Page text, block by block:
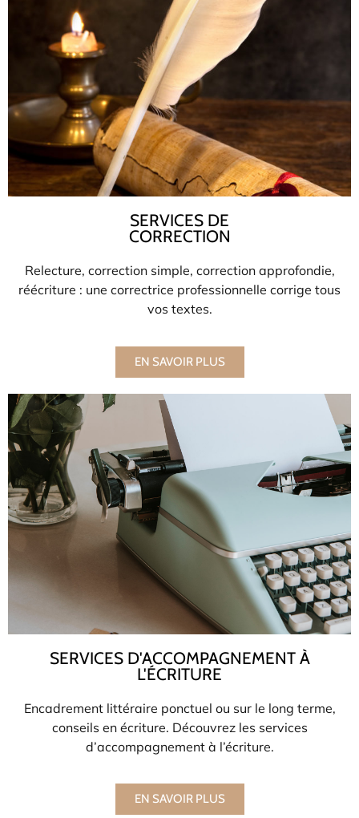
SERVICES DE
CORRECTION
Relecture, correction simple, correction approfondie,
réécriture : une correctrice professionnelle corrige tous
vos textes.
EN SAVOIR PLUS
SERVICES D'ACCOMPAGNEMENT À
L'ÉCRITURE
Encadrement littéraire ponctuel ou sur le long terme,
conseils en écriture. Découvrez les services
d’accompagnement à l’écriture.
EN SAVOIR PLUS